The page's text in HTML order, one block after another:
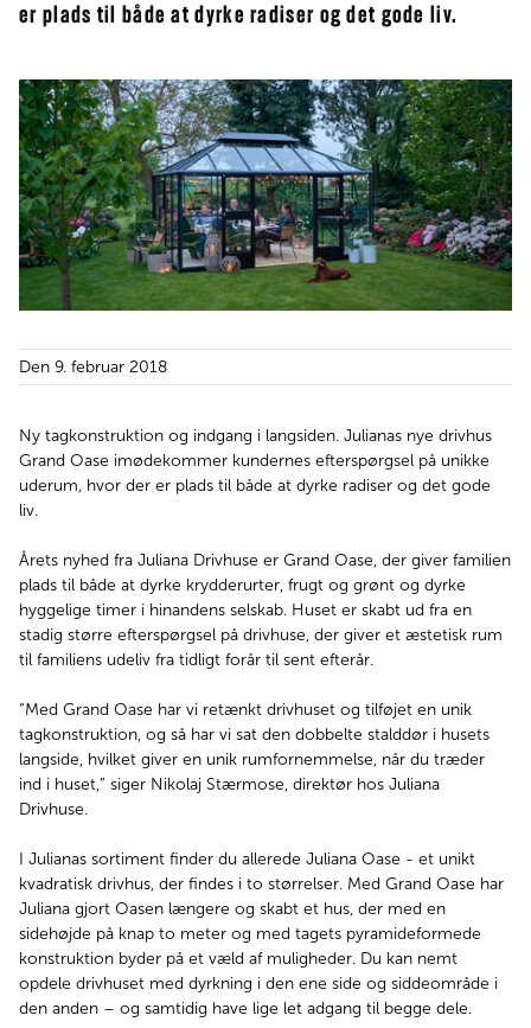
er plads til både at dyrke radiser og det gode liv.
Den 9. februar 2018
Ny tagkonstruktion og indgang i langsiden. Julianas nye drivhus
Grand Oase imødekommer kundernes efterspørgsel på unikke
uderum, hvor der er plads til både at dyrke radiser og det gode
liv.
Årets nyhed fra Juliana Drivhuse er Grand Oase, der giver familien
plads til både at dyrke krydderurter, frugt og grønt og dyrke
hyggelige timer i hinandens selskab. Huset er skabt ud fra en
stadig større efterspørgsel på drivhuse, der giver et æstetisk rum
til familiens udeliv fra tidligt forår til sent efterår.
“Med Grand Oase har vi retænkt drivhuset og tilføjet en unik
tagkonstruktion, og så har vi sat den dobbelte stalddør i husets
langside, hvilket giver en unik rumfornemmelse, når du træder
ind i huset,” siger Nikolaj Stærmose, direktør hos Juliana
Drivhuse.
I Julianas sortiment finder du allerede Juliana Oase - et unikt
kvadratisk drivhus, der findes i to størrelser. Med Grand Oase har
Juliana gjort Oasen længere og skabt et hus, der med en
sidehøjde på knap to meter og med tagets pyramideformede
konstruktion byder på et væld af muligheder. Du kan nemt
opdele drivhuset med dyrkning i den ene side og siddeområde i
den anden – og samtidig have lige let adgang til begge dele.